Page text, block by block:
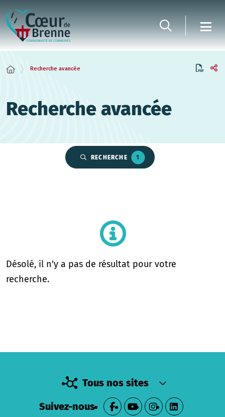
Recherche avancée
Recherche avancée
RECHERCHE 1
Désolé, il n'y a pas de résultat pour votre
recherche.
Tous nos sites
Suivez-nous